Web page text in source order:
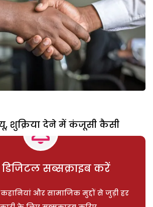
शुक्रिया देने में कंजूसी कैसी
डिजिटल सब्सक्राइब करें
और सामाजिक मुद्दों से जुड़ी हर